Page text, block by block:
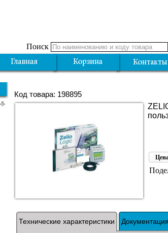
Поиск
Код товара: 198895
Технические характеристики Документация